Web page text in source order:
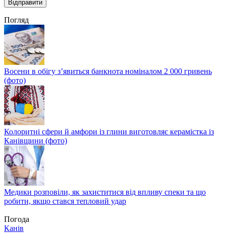
Погляд
Восени в обігу з’явиться банкнота номіналом 2 000 гривень
(фото)
Колоритні сфери й амфори із глини виготовляє керамістка із
Канівщини (фото)
Медики розповіли, як захиститися від впливу спеки та що
робити, якщо стався тепловий удар
Погода
Канів